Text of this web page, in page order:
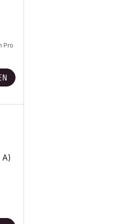
Pro
A)